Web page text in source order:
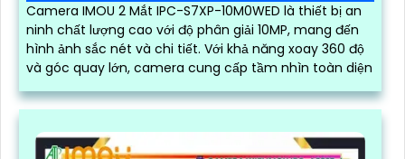
Camera IMOU 2 Mắt IPC-S7XP-10M0WED là thiết bị an
ninh chất lượng cao với độ phân giải 10MP, mang đến
hình ảnh sắc nét và chi tiết. Với khả năng xoay 360 độ
và góc quay lớn, camera cung cấp tầm nhìn toàn diện